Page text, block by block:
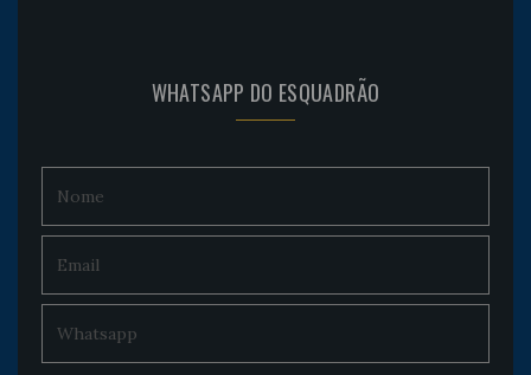
WHATSAPP DO ESQUADRÃO